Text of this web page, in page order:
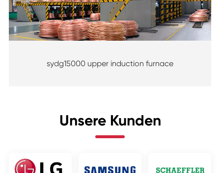
sydg15000 upper induction furnace
Unsere Kunden